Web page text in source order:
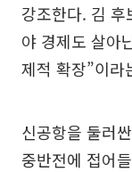
강조한다. 김 후
야 경제도 살아
제적 확장”이라
신공항을 둘러
중반전에 접어